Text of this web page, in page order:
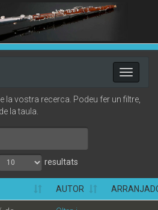
Toggle
la vostra recerca. Podeu fer un filtre,
la taula.
resultats
AUTOR